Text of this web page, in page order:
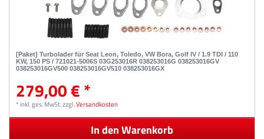
[Paket] Turbolader für Seat Leon, Toledo, VW Bora, Golf IV / 1.9 TDI / 110
KW, 150 PS / 721021-5006S 03G253016R 038253016G 038253016GV
038253016GV500 038253016GV510 038253016GX
279,00 € *
*inkl. ges. MwSt.zzgl.Versandkosten
In den Warenkorb